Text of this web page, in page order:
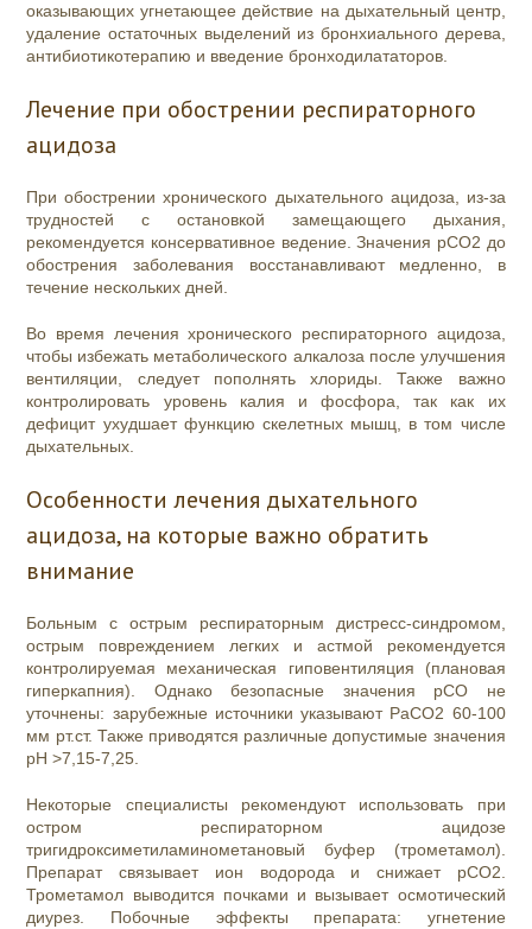
оказывающих угнетающее действие на дыхательный центр,
удаление остаточных выделений из бронхиального дерева,
антибиотикотерапию и введение бронходилататоров.
Лечение при обострении респираторного
ацидоза
При обострении хронического дыхательного ацидоза, из-за
трудностей с остановкой замещающего дыхания,
рекомендуется консервативное ведение. Значения pCO2 до
обострения заболевания восстанавливают медленно, в
течение нескольких дней.
Во время лечения хронического респираторного ацидоза,
чтобы избежать метаболического алкалоза после улучшения
вентиляции, следует пополнять хлориды. Также важно
контролировать уровень калия и фосфора, так как их
дефицит ухудшает функцию скелетных мышц, в том числе
дыхательных.
Особенности лечения дыхательного
ацидоза, на которые важно обратить
внимание
Больным с острым респираторным дистресс-синдромом,
острым повреждением легких и астмой рекомендуется
контролируемая механическая гиповентиляция (плановая
гиперкапния). Однако безопасные значения pCO не
уточнены: зарубежные источники указывают PaCO2 60-100
мм рт.ст. Также приводятся различные допустимые значения
рН >7,15-7,25.
Некоторые специалисты рекомендуют использовать при
остром респираторном ацидозе
тригидроксиметиламинометановый буфер (трометамол).
Препарат связывает ион водорода и снижает pCO2.
Трометамол выводится почками и вызывает осмотический
диурез. Побочные эффекты препарата: угнетение